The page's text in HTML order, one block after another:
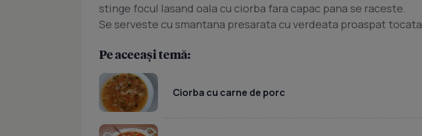
stinge focul lasand oala cu ciorba fara capac pana se raceste.
Se serveste cu smantana presarata cu verdeata proaspat tocata
Pe aceeași temă:
Ciorba cu carne de porc